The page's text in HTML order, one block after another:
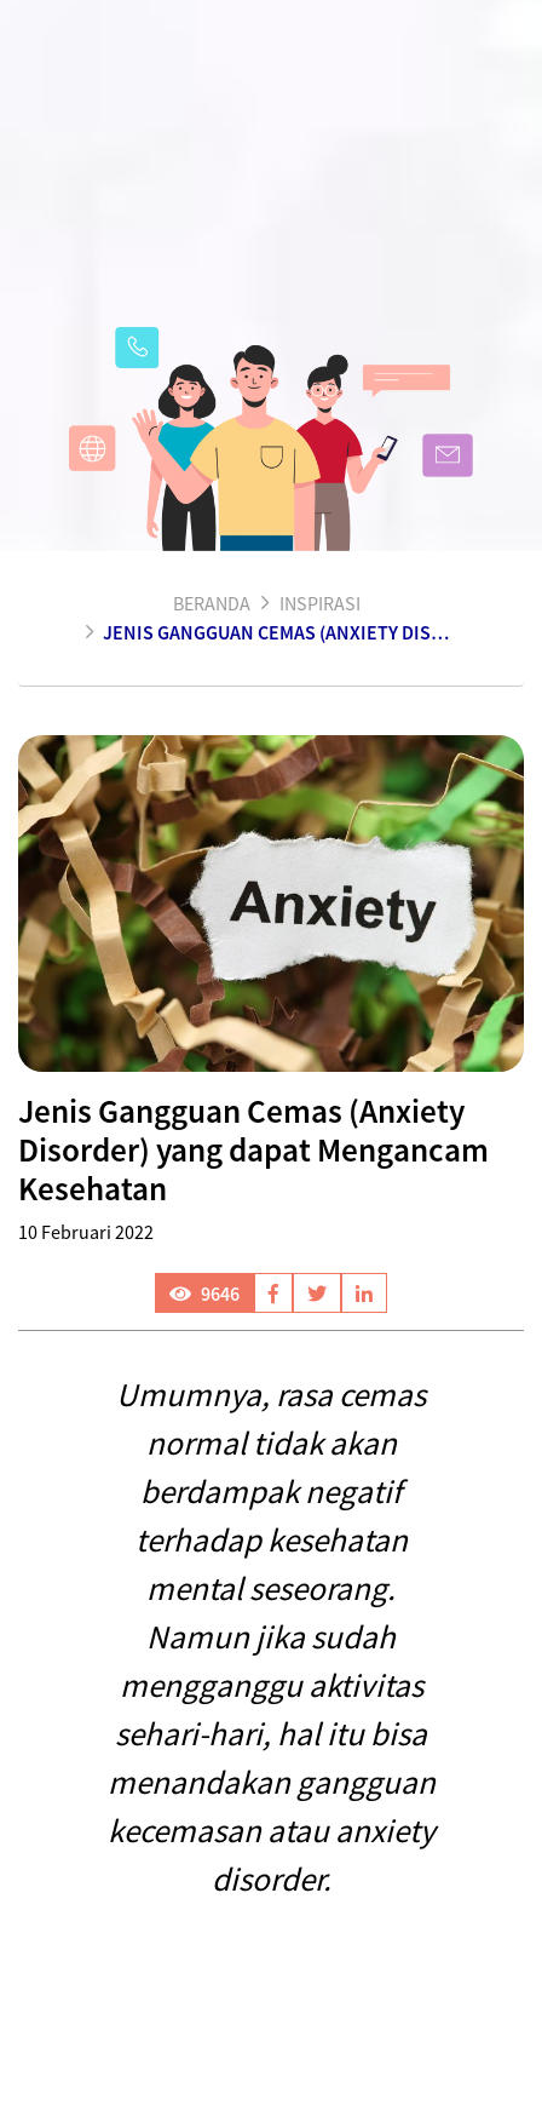
BERANDA
INSPIRASI
JENIS GANGGUAN CEMAS (ANXIETY DISORDER) YANG DAPAT MENGANCAM KESEHATAN
Jenis Gangguan Cemas (Anxiety
Disorder) yang dapat Mengancam
Kesehatan
10 Februari 2022
9646
Umumnya, rasa cemas
normal tidak akan
berdampak negatif
terhadap kesehatan
mental seseorang.
Namun jika sudah
mengganggu aktivitas
sehari-hari, hal itu bisa
menandakan gangguan
kecemasan atau anxiety
disorder.